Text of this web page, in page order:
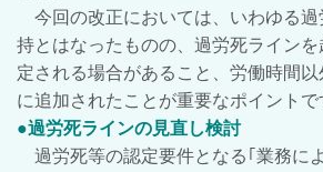
今回の改正においては、いわゆる
持とはなったものの、過労死ライン
定される場合があること、 労働時間以
に追加されたことが重要なポイントで
●過労死ラインの見直し検討
過労死等の認定要件となる｢業務に